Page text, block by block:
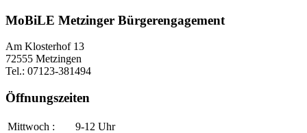
MoBiLE Metzinger Bürgerengagement
Am Klosterhof 13
72555 Metzingen
Tel.: 07123-381494
Öffnungszeiten
Mittwoch :
9-12 Uhr